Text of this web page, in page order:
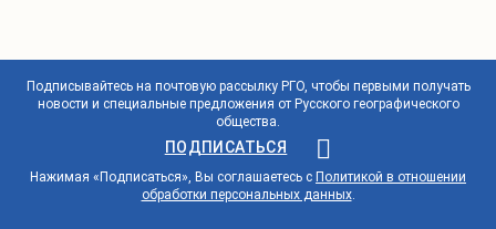
Подписывайтесь на почтовую рассылку РГО, чтобы первыми получать
новости и специальные предложения от Русского географического
общества.
ПОДПИСАТЬСЯ
Нажимая «Подписаться», Вы соглашаетесь с Политикой в отношении
обработки персональных данных.